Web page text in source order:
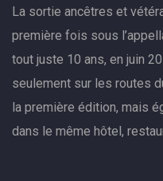
La sortie ancêtres et
première fois sous
tout juste 10 ans, en juin
seulement sur les routes
la première édition, mais
dans le même hôtel,